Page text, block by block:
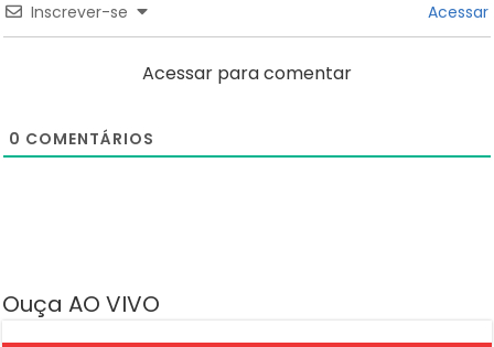
Inscrever-se Acessar
Acessar para comentar
0 COMENTÁRIOS
Ouça AO VIVO